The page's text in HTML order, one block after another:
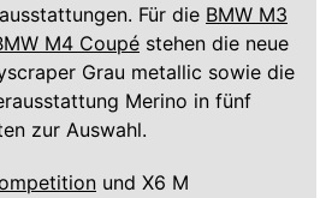
Für die BMW M3
M4 Coupé stehen die neue
Grau metallic sowie die
Merino in fünf
zur Auswahl.
und X6 M